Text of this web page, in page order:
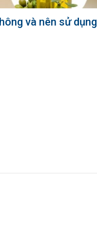
và nên sử dụng